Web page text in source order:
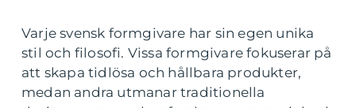
Varje svensk formgivare har sin egen unika
stil och filosofi. Vissa formgivare fokuserar på
att skapa tidlösa och hållbara produkter,
medan andra utmanar traditionella